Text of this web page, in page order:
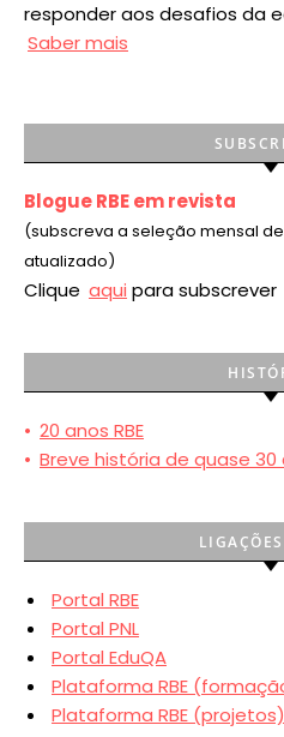
responder aos desafios da
Saber mais
Blogue RBE em revista
(subscreva a seleção mensal
atualizado)
Clique aqui para subscrever
• 20 anos RBE
• Breve história de quase 30
Portal RBE
Portal PNL
Portal EduQA
Plataforma RBE
Plataforma RBE (projetos)